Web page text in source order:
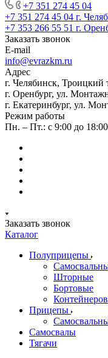
+7 351 274 45 04
+7 351 274 45 04 г.
+7 353 266 55 51 г.
Заказать звонок
E-mail
info@evrazkm.ru
Адрес
г. Челябинск, Троицкий
г. Оренбург, ул.
г. Екатеринбург, ул.
Режим работы
Пн. – Пт.: с 9:00 до 18:00
Заказать звонок
Каталог
Полуприцепы
Шторные
Бортовые
Прицепы
Самосвалы
Тягачи